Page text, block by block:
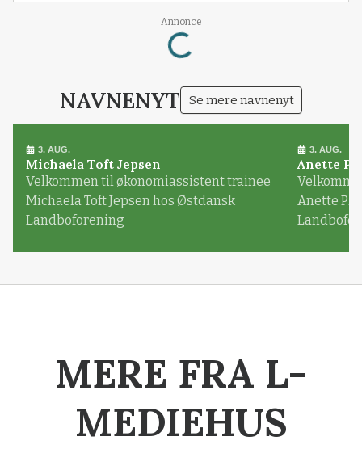
Annonce
Loading...
NAVNENYT Se mere navnenyt
3. AUG.
Michaela Toft Jepsen
Velkommen til økonomiassistent trainee
Michaela Toft Jepsen hos Østdansk
Landboforening
3. AUG.
Anette
Anette
MERE FRA L-
MEDIEHUS